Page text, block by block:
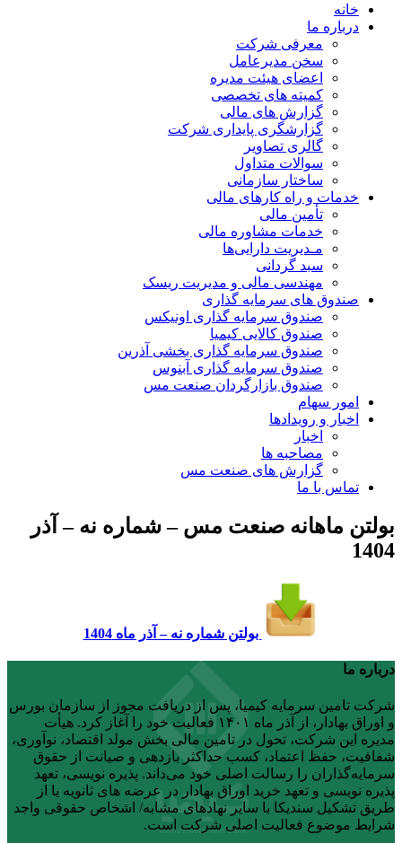
خانه
درباره ما
معرفی شرکت
سخن مدیرعامل
اعضای هیئت مدیره
کمیته های تخصصی
گزارش های مالی
گزارشگری پایداری شرکت
گالری تصاویر
سوالات متداول
ساختار سازمانی
خدمات و راه کارهای مالی
تأمین مالی
خدمات مشاوره مالی
مـدیریت دارایی‌ها
سبد گردانی
مهندسی مالی و مدیریت ریسک
صندوق های سرمایه گذاری
صندوق سرمایه گذاری اونیکس
صندوق کالایی کیمیا
صندوق سرمایه گذاری بخشی آذرین
صندوق سرمایه گذاری آبنوس
صندوق بازارگردان صنعت مس
امور سهام
اخبار و رویدادها
اخبار
مصاحبه ها
گزارش های صنعت مس
تماس با ما
بولتن ماهانه صنعت مس – شماره نه – آذر
1404
بولتن شماره نه – آذر ماه 1404
درباره ما
شرکت تامین سرمایه کیمیا، پس از دریافت مجوز از سازمان بورس
و اوراق بهادار، از آذر ماه ۱۴۰۱ فعالیت خود را آغاز کرد. هیأت
مدیره این شرکت، تحول در تامین مالی بخش مولد اقتصاد، نوآوری،
شفافیت، حفظ اعتماد، کسب حداکثر بازدهی و صیانت از حقوق
سرمایه‌گذاران را رسالت اصلی خود می‌داند. پذیره نویسی، تعهد
پذیره نویسی و تعهد خرید اوراق بهادار در عرضه های ثانویه یا از
طریق تشکیل سندیکا با سایر نهادهای مشابه/ اشخاص حقوقی واجد
شرایط موضوع فعالیت اصلی شرکت است.